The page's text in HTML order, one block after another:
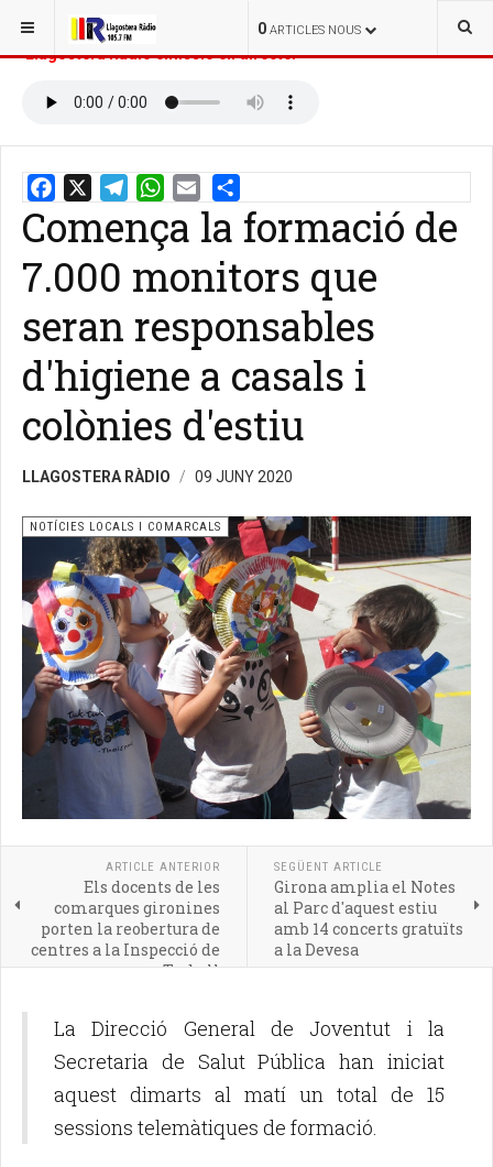
0 ARTICLES NOUS
ESTÀS AQUÍ: INICI
Llagostera Ràdio emissió en directe:
Email Share
Comença la formació de
7.000 monitors que
seran responsables
d'higiene a casals i
colònies d'estiu
LLAGOSTERA RÀDIO 09 JUNY 2020
NOTÍCIES LOCALS I COMARCALS
ARTICLE ANTERIOR
Els docents de les
comarques gironines
porten la reobertura de
centres a la Inspecció de
Treball
SEGÜENT ARTICLE
Girona amplia el Notes
al Parc d'aquest estiu
amb 14 concerts gratuïts
a la Devesa
La Direcció General de Joventut i la
Secretaria de Salut Pública han iniciat
aquest dimarts al matí un total de 15
sessions telemàtiques de formació.